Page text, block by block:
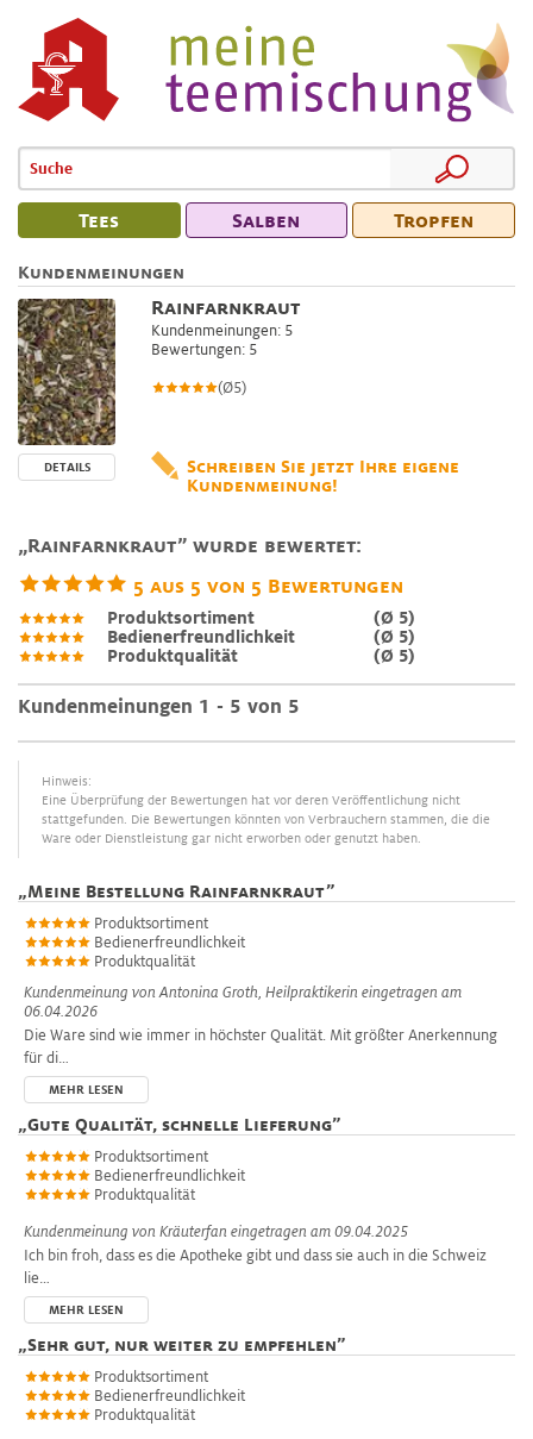
Tees Salben Tropfen
Kundenmeinungen
DETAILS
Rainfarnkraut
Kundenmeinungen: 5
Bewertungen: 5
(Ø5)
Schreiben Sie jetzt Ihre eigene
Kundenmeinung!
„Rainfarnkraut” wurde bewertet:
5 aus 5 von 5 Bewertungen
Produktsortiment
(Ø 5)
Bedienerfreundlichkeit
(Ø 5)
Produktqualität
(Ø 5)
Kundenmeinungen 1 - 5 von 5
Hinweis:
Eine Überprüfung der Bewertungen hat vor deren Veröffentlichung nicht
stattgefunden. Die Bewertungen könnten von Verbrauchern stammen, die die
Ware oder Dienstleistung gar nicht erworben oder genutzt haben.
„Meine Bestellung Rainfarnkraut”
Produktsortiment
Bedienerfreundlichkeit
Produktqualität
Kundenmeinung vonAntonina Groth, Heilpraktikerin eingetragen am
06.04.2026
Die Ware sind wie immer in höchster Qualität. Mit größter Anerkennung
für di…
MEHR LESEN
„Gute Qualität, schnelle Lieferung”
Produktsortiment
Bedienerfreundlichkeit
Produktqualität
Kundenmeinung von Kräuterfan eingetragen am 09.04.2025
Ich bin froh, dass es die Apotheke gibt und dass sie auch in die Schweiz
lie…
MEHR LESEN
„Sehr gut, nur weiter zu empfehlen”
Produktsortiment
Bedienerfreundlichkeit
Produktqualität